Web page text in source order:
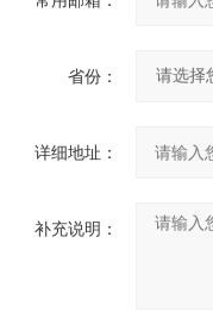
省份：
详细地址：
补充说明：